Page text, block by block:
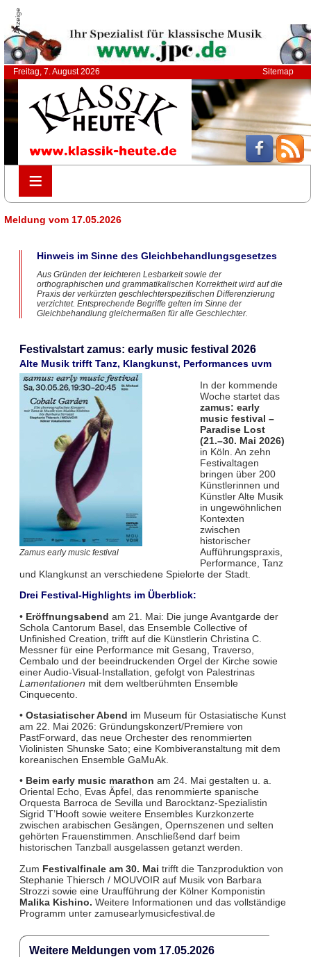
Anzeige
Freitag, 7. August 2026 Sitemap
≡
≡
Meldung vom 17.05.2026
Hinweis im Sinne des Gleichbehandlungsgesetzes
Aus Gründen der leichteren Lesbarkeit sowie der
orthographischen und grammatikalischen Korrektheit wird auf die
Praxis der verkürzten geschlechterspezifischen Differenzierung
verzichtet. Entsprechende Begriffe gelten im Sinne der
Gleichbehandlung gleichermaßen für alle Geschlechter.
Festivalstart zamus: early music festival 2026
Alte Musik trifft Tanz, Klangkunst, Performances uvm
Zamus early music festival
In der kommende
Woche startet das
zamus: early
music festival –
Paradise Lost
(21.–30. Mai 2026)
in Köln. An zehn
Festivaltagen
bringen über 200
Künstlerinnen und
Künstler Alte Musik
in ungewöhnlichen
Kontexten
zwischen
historischer
Aufführungspraxis,
Performance, Tanz
und Klangkunst an verschiedene Spielorte der Stadt.
Drei Festival-Highlights im Überblick:
• Eröffnungsabend am 21. Mai: Die junge Avantgarde der
Schola Cantorum Basel, das Ensemble Collective of
Unfinished Creation, trifft auf die Künstlerin Christina C.
Messner für eine Performance mit Gesang, Traverso,
Cembalo und der beeindruckenden Orgel der Kirche sowie
einer Audio-Visual-Installation, gefolgt von Palestrinas
Lamentationen mit dem weltberühmten Ensemble
Cinquecento.
• Ostasiatischer Abend im Museum für Ostasiatische Kunst
am 22. Mai 2026: Gründungskonzert/Premiere von
PastForward, das neue Orchester des renommierten
Violinisten Shunske Sato; eine Kombiveranstaltung mit dem
koreanischen Ensemble GaMuAk.
• Beim early music marathon am 24. Mai gestalten u. a.
Oriental Echo, Evas Äpfel, das renommierte spanische
Orquesta Barroca de Sevilla und Barocktanz-Spezialistin
Sigrid T’Hooft sowie weitere Ensembles Kurzkonzerte
zwischen arabischen Gesängen, Opernszenen und selten
gehörten Frauenstimmen. Anschließend darf beim
historischen Tanzball ausgelassen getanzt werden.
Zum Festivalfinale am 30. Mai trifft die Tanzproduktion von
Stephanie Thiersch / MOUVOIR auf Musik von Barbara
Strozzi sowie eine Uraufführung der Kölner Komponistin
Malika Kishino. Weitere Informationen und das vollständige
Programm unter zamusearlymusicfestival.de
Weitere Meldungen vom 17.05.2026